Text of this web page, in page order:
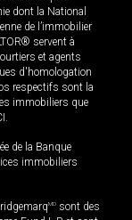
dont la National
de l’immobilier
servent à
et agents
d'homologation
respectifs sont la
immobiliers que
de la Banque
immobiliers
MD sont des